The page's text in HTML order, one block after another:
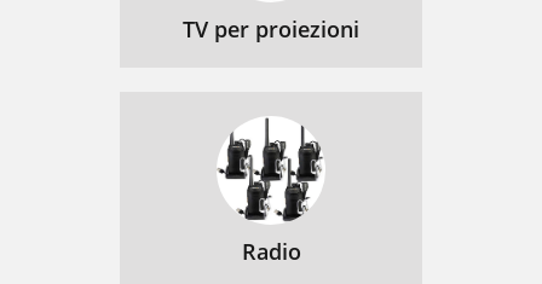
TV per proiezioni
Radio